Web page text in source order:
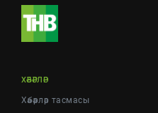
ХӘБӘРЛӘР
Хәбәрләр тасмасы